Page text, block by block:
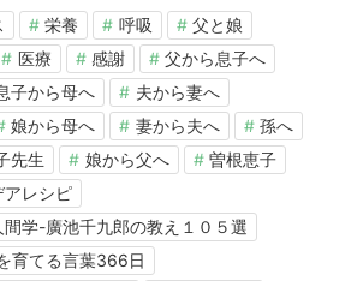
栄養 呼吸
父と娘
医療 感謝
父から息子へ
子から母へ
夫から妻へ
娘から母へ 妻から夫へ
孫へ
先生 娘から父へ
曽根恵子
アレシピ
間学-廣池千九郎の教え１０５選
育てる言葉366日